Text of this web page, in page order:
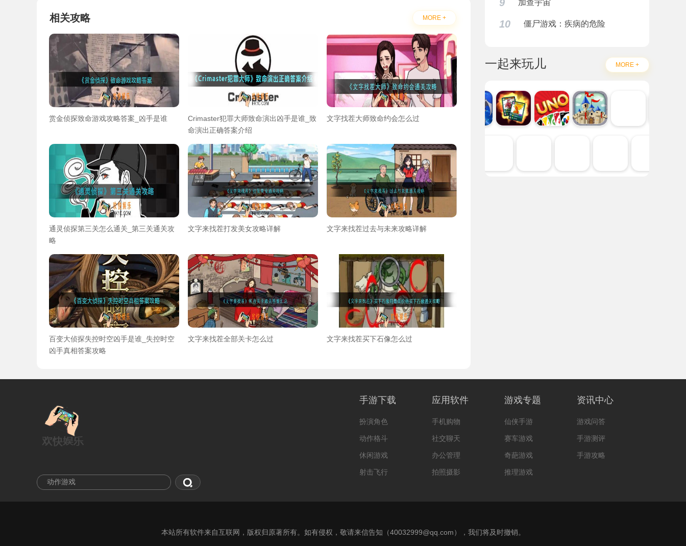
相关攻略 MORE +
赏金侦探致命游戏攻略答案_凶手是谁
Crimaster犯罪大师致命演出凶手是谁_致
命演出正确答案介绍
文字找茬大师致命约会怎么过
通灵侦探第三关怎么通关_第三关通关攻
略
文字来找茬打发美女攻略详解 文字来找茬过去与未来攻略详解
百变大侦探失控时空凶手是谁_失控时空
凶手真相答案攻略
文字来找茬全部关卡怎么过 文字来找茬买下石像怎么过
9 加查宇宙
10 僵尸游戏：疾病的危险
一起来玩儿 MORE +
手游下载
扮演角色
动作格斗
休闲游戏
射击飞行
应用软件
手机购物
社交聊天
办公管理
拍照摄影
游戏专题
仙侠手游
赛车游戏
奇葩游戏
推理游戏
资讯中心
游戏问答
手游测评
手游攻略
本站所有软件来自互联网，版权归原著所有。如有侵权，敬请来信告知（40032999@qq.com），我们将及时撤销。